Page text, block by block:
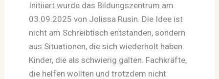
Initiiert wurde das Bildungszentrum am
03.09.2025 von Jolissa Rusin. Die Idee ist
nicht am Schreibtisch entstanden, sondern
aus Situationen, die sich wiederholt haben.
Kinder, die als schwierig galten. Fachkräfte,
die helfen wollten und trotzdem nicht